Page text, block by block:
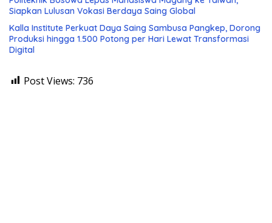
Siapkan Lulusan Vokasi Berdaya Saing Global
Kalla Institute Perkuat Daya Saing Sambusa Pangkep, Dorong
Produksi hingga 1.500 Potong per Hari Lewat Transformasi
Digital
Post Views: 736